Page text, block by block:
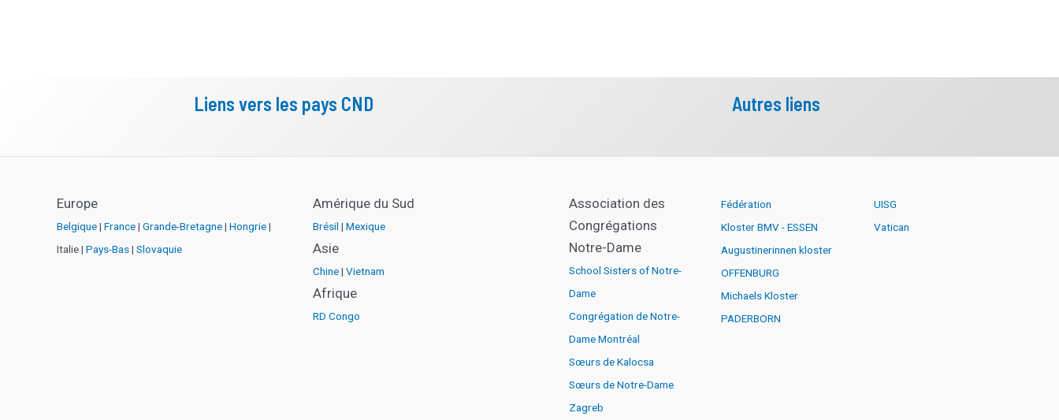
dimanche 1 novembre 2026
Fête de Toussaint
Liens vers les pays CND Autres liens
Europe
Belgique| France| Grande-Bretagne| Hongrie|
Italie | Pays-Bas| Slovaquie
Amérique du Sud
Brésil | Mexique
Asie
Chine| Vietnam
Afrique
RD Congo
Association des
Congrégations
Notre-Dame
School Sisters of Notre-
Dame
Congrégation de Notre-
Dame Montréal
Sœurs de Kalocsa
Sœurs de Notre-Dame
Zagreb
Fédération
Kloster BMV - ESSEN
Augustinerinnen kloster
OFFENBURG
Michaels Kloster
PADERBORN
UISG
Vatican